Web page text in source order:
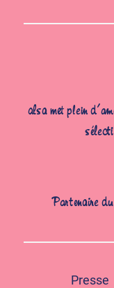
alsa met plein
Partenaire
Presse